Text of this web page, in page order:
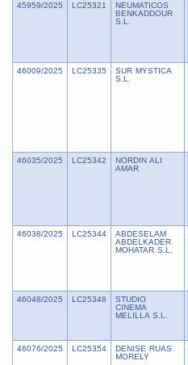
45959/2025 LC25321
NEUMATICOS
BENKADDOUR
S.L.
46009/2025 LC25335
SUR MYSTICA
S.L.
46035/2025 LC25342
NORDIN ALI
AMAR
46038/2025 LC25344
ABDESELAM
ABDELKADER
MOHATAR S.L.
46048/2025 LC25348
STUDIO
CINEMA
MELILLA S.L.
46076/2025 LC25354
DENISE RUAS
MORELY